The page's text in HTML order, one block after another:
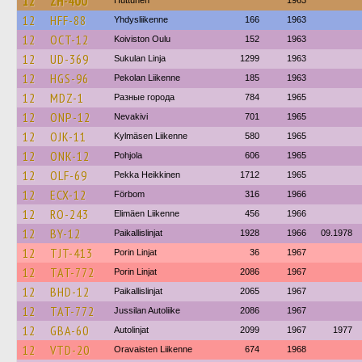
12 HFF-88 Yhdysliikenne 166 1963
12 OCT-12 Koiviston Oulu 152 1963
12 UD-369 Sukulan Linja 1299 1963
12 HGS-96 Pekolan Liikenne 185 1963
12 MDZ-1 Разные города 784 1965
12 ONP-12 Nevakivi 701 1965
12 OJK-11 Kylmäsen Liikenne 580 1965
12 ONK-12 Pohjola 606 1965
12 OLF-69 Pekka Heikkinen 1712 1965
12 ECX-12 Förbom 316 1966
12 RO-243 Elimäen Liikenne 456 1966
12 BY-12 Paikallislinjat 1928 1966 09.1978
12 TJT-413 Porin Linjat 36 1967
12 TAT-772 Porin Linjat 2086 1967
12 BHD-12 Paikallislinjat 2065 1967
12 TAT-772 Jussilan Autoliike 2086 1967
12 GBA-60 Autolinjat 2099 1967 1977
12 VTD-20 Oravaisten Liikenne 674 1968